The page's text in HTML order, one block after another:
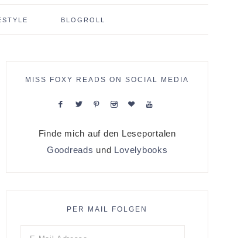
BLOGROLL
MISS FOXY READS ON SOCIAL MEDIA
Finde mich auf den Leseportalen
Goodreads und Lovelybooks
PER MAIL FOLGEN